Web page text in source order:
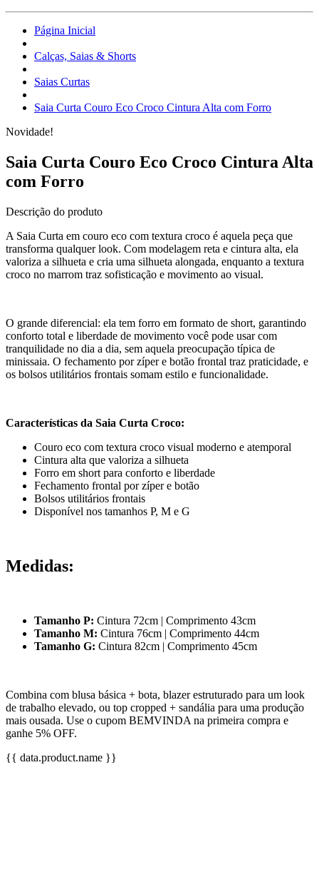
Página Inicial
Calças, Saias & Shorts
Saias Curtas
Saia Curta Couro Eco Croco Cintura Alta com Forro
Novidade!
Saia Curta Couro Eco Croco Cintura Alta
com Forro
Descrição do produto
A Saia Curta em couro eco com textura croco é aquela peça que
transforma qualquer look. Com modelagem reta e cintura alta, ela
valoriza a silhueta e cria uma silhueta alongada, enquanto a textura
croco no marrom traz sofisticação e movimento ao visual.
O grande diferencial: ela tem forro em formato de short, garantindo
conforto total e liberdade de movimento você pode usar com
tranquilidade no dia a dia, sem aquela preocupação típica de
minissaia. O fechamento por zíper e botão frontal traz praticidade, e
os bolsos utilitários frontais somam estilo e funcionalidade.
Características da Saia Curta Croco:
Couro eco com textura croco visual moderno e atemporal
Cintura alta que valoriza a silhueta
Forro em short para conforto e liberdade
Fechamento frontal por zíper e botão
Bolsos utilitários frontais
Disponível nos tamanhos P, M e G
Medidas:
Tamanho P: Cintura 72cm | Comprimento 43cm
Tamanho M: Cintura 76cm | Comprimento 44cm
Tamanho G: Cintura 82cm | Comprimento 45cm
Combina com blusa básica + bota, blazer estruturado para um look
de trabalho elevado, ou top cropped + sandália para uma produção
mais ousada. Use o cupom BEMVINDA na primeira compra e
ganhe 5% OFF.
{{ data.product.name }}